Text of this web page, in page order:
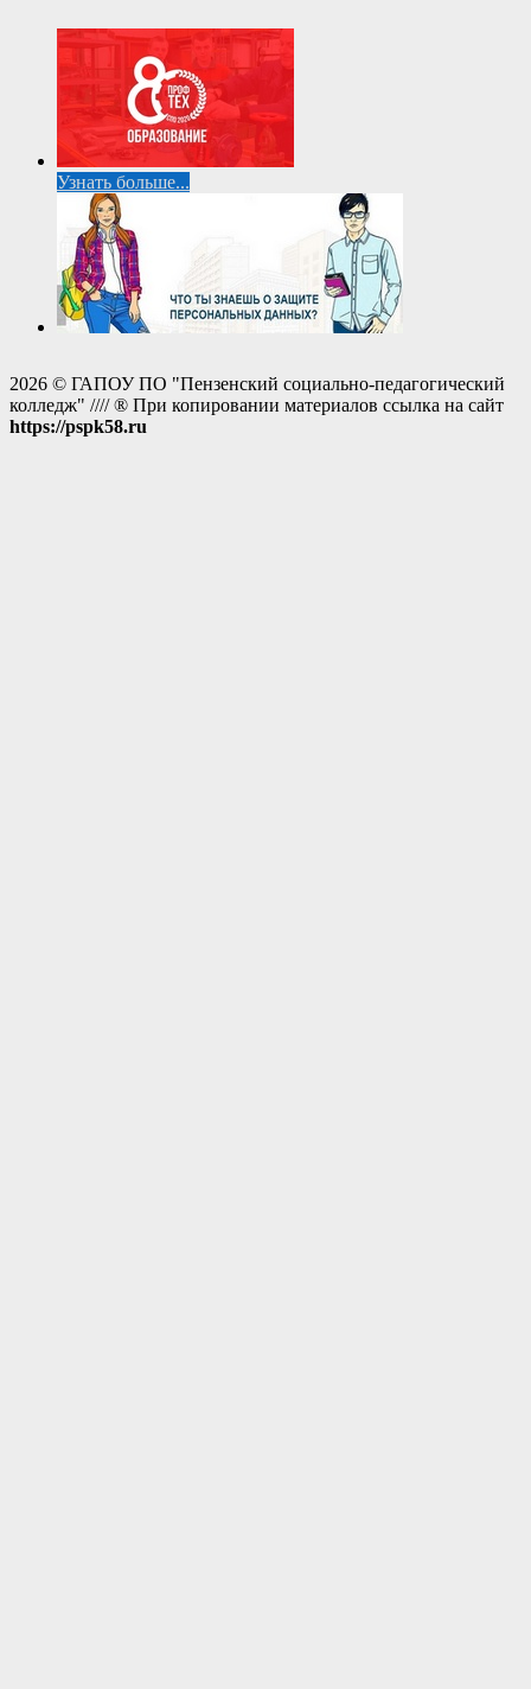
Узнать больше...
2026 © ГАПОУ ПО "Пензенский социально-педагогический
колледж" //// ® При копировании материалов ссылка на сайт
https://pspk58.ru